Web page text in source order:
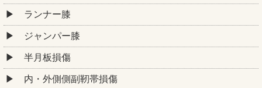
ランナー膝
ジャンパー膝
半月板損傷
内・外側側副靭帯損傷